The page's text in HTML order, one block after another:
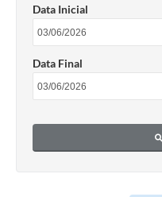
Data Inicial
Data Final